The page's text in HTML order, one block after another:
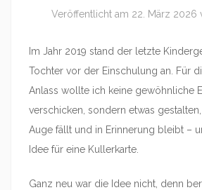
Veröffentlicht am 22. März 2026
Im Jahr 2019 stand der letzte
Tochter vor der Einschulung an. Für
Anlass wollte ich keine gewöhnliche
verschicken, sondern etwas
Auge fällt und in Erinnerung bleibt –
Idee für eine Kullerkarte.
Ganz neu war die Idee nicht, denn